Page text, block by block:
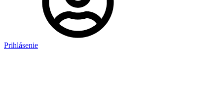
Prihlásenie